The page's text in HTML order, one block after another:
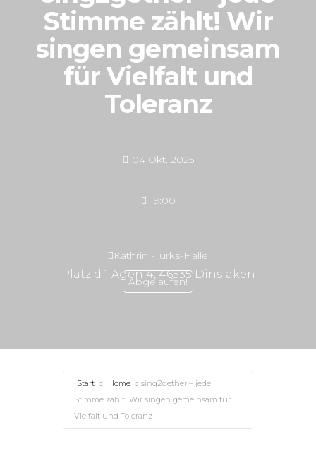
Stimme zählt! Wir
singen gemeinsam
für Vielfalt und
Toleranz
04 Okt. 2025
Abgelaufen!
19:00
Kathrin -Türks-Halle
Platz d´ Agen 4, 46535 Dinslaken
Start Home
sing2gether – jede
Stimme zählt! Wir singen gemeinsam für
Vielfalt und Toleranz